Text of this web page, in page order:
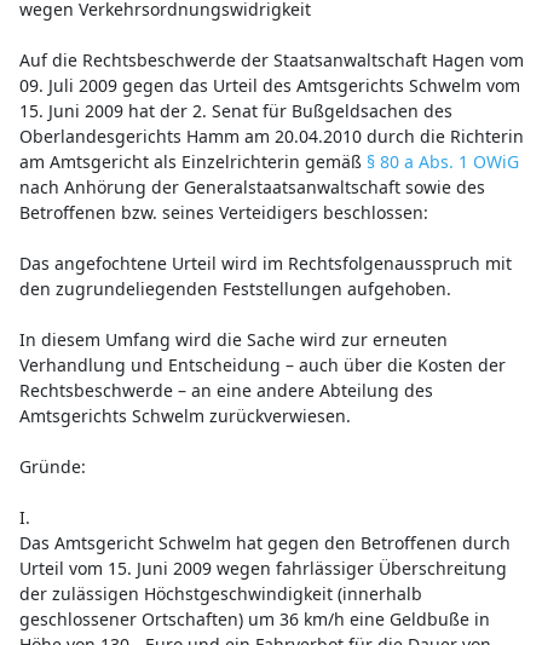
wegen Verkehrsordnungswidrigkeit
Auf die Rechtsbeschwerde der Staatsanwaltschaft Hagen vom
09. Juli 2009 gegen das Urteil des Amtsgerichts Schwelm vom
15. Juni 2009 hat der 2. Senat für Bußgeldsachen des
Oberlandesgerichts Hamm am 20.04.2010 durch die Richterin
am Amtsgericht als Einzelrichterin gemäß § 80 a Abs. 1 OWiG
nach Anhörung der Generalstaatsanwaltschaft sowie des
Betroffenen bzw. seines Verteidigers beschlossen:
Das angefochtene Urteil wird im Rechtsfolgenausspruch mit
den zugrundeliegenden Feststellungen aufgehoben.
In diesem Umfang wird die Sache wird zur erneuten
Verhandlung und Entscheidung – auch über die Kosten der
Rechtsbeschwerde – an eine andere Abteilung des
Amtsgerichts Schwelm zurückverwiesen.
Gründe:
I.
Das Amtsgericht Schwelm hat gegen den Betroffenen durch
Urteil vom 15. Juni 2009 wegen fahrlässiger Überschreitung
der zulässigen Höchstgeschwindigkeit (innerhalb
geschlossener Ortschaften) um 36 km/h eine Geldbuße in